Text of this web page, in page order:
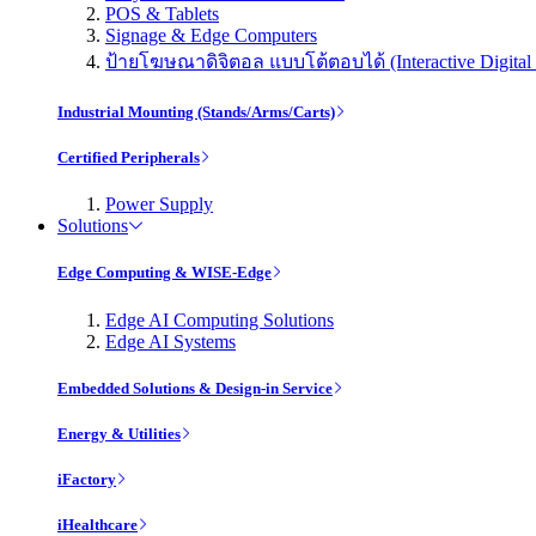
POS & Tablets
Signage & Edge Computers
ป้ายโฆษณาดิจิตอล แบบโต้ตอบได้ (Interactive Digital
Industrial Mounting (Stands/Arms/Carts)
Certified Peripherals
Power Supply
Solutions
Edge Computing & WISE-Edge
Edge AI Computing Solutions
Edge AI Systems
Embedded Solutions & Design-in Service
Energy & Utilities
iFactory
iHealthcare